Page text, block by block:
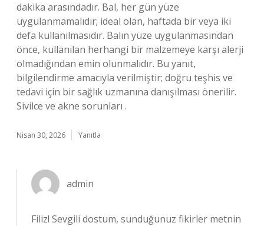
dakika arasındadır. Bal, her gün yüze
uygulanmamalıdır; ideal olan, haftada bir veya iki
defa kullanılmasıdır. Balın yüze uygulanmasından
önce, kullanılan herhangi bir malzemeye karşı alerji
olmadığından emin olunmalıdır. Bu yanıt,
bilgilendirme amacıyla verilmiştir; doğru teşhis ve
tedavi için bir sağlık uzmanına danışılması önerilir.
Sivilce ve akne sorunları .
Nisan 30, 2026 Yanıtla
admin
Filiz! Sevgili dostum, sunduğunuz fikirler metnin